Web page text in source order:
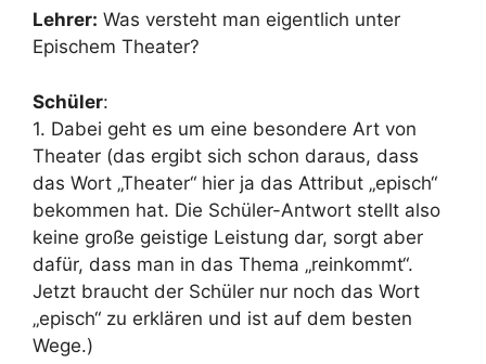
Lehrer: Was versteht man eigentlich unter
Epischem Theater?
Schüler:
1. Dabei geht es um eine besondere Art von
Theater (das ergibt sich schon daraus, dass
das Wort „Theater“ hier ja das Attribut „episch“
bekommen hat. Die Schüler-Antwort stellt also
keine große geistige Leistung dar, sorgt aber
dafür, dass man in das Thema „reinkommt“.
Jetzt braucht der Schüler nur noch das Wort
„episch“ zu erklären und ist auf dem besten
Wege.)